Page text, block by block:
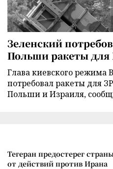
Зеленский
Польши ракеты
Глава киевского режима
потребовал ракеты для
Польши и Израиля,
Тегеран предостерег
от действий против Ирана